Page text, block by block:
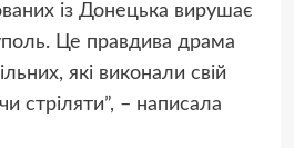
із Донецька вирушає
Це правдива драма
які виконали свій
стріляти”, – написала